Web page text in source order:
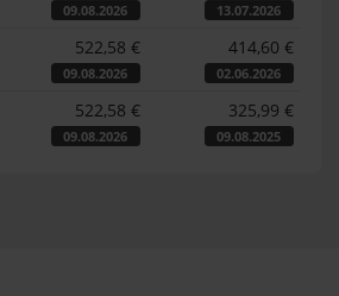
09.08.2026 13.07.2026
522,58 €
09.08.2026
414,60 €
02.06.2026
522,58 €
09.08.2026
325,99 €
09.08.2025